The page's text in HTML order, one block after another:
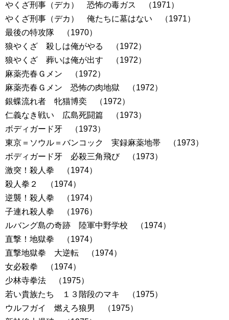
やくざ刑事（デカ） 恐怖の毒ガス （1971）
やくざ刑事（デカ） 俺たちに墓はない （1971）
最後の特攻隊 （1970）
狼やくざ 殺しは俺がやる （1972）
狼やくざ 葬いは俺が出す （1972）
麻薬売春Ｇメン （1972）
麻薬売春Ｇメン 恐怖の肉地獄 （1972）
銀蝶流れ者 牝猫博奕 （1972）
仁義なき戦い 広島死闘篇 （1973）
ボディガード牙 （1973）
東京＝ソウル＝バンコック 実録麻薬地帯 （1973）
ボディガード牙 必殺三角飛び （1973）
激突！殺人拳 （1974）
殺人拳２ （1974）
逆襲！殺人拳 （1974）
子連れ殺人拳 （1976）
ルバング島の奇跡 陸軍中野学校 （1974）
直撃！地獄拳 （1974）
直撃地獄拳 大逆転 （1974）
女必殺拳 （1974）
少林寺拳法 （1975）
若い貴族たち １３階段のマキ （1975）
ウルフガイ 燃えろ狼男 （1975）